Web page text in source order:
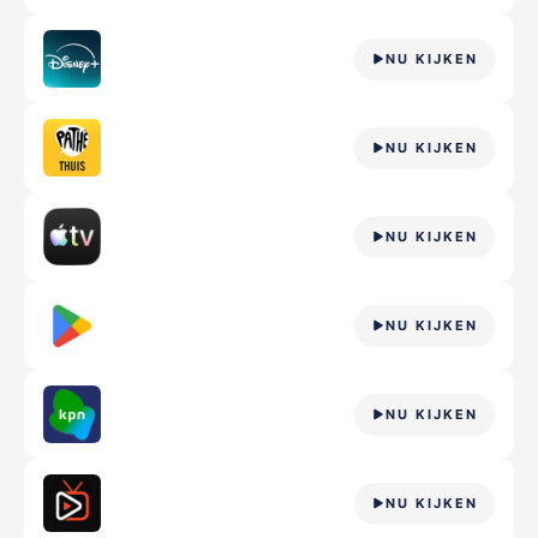
NU KIJKEN
NU KIJKEN
NU KIJKEN
NU KIJKEN
NU KIJKEN
NU KIJKEN